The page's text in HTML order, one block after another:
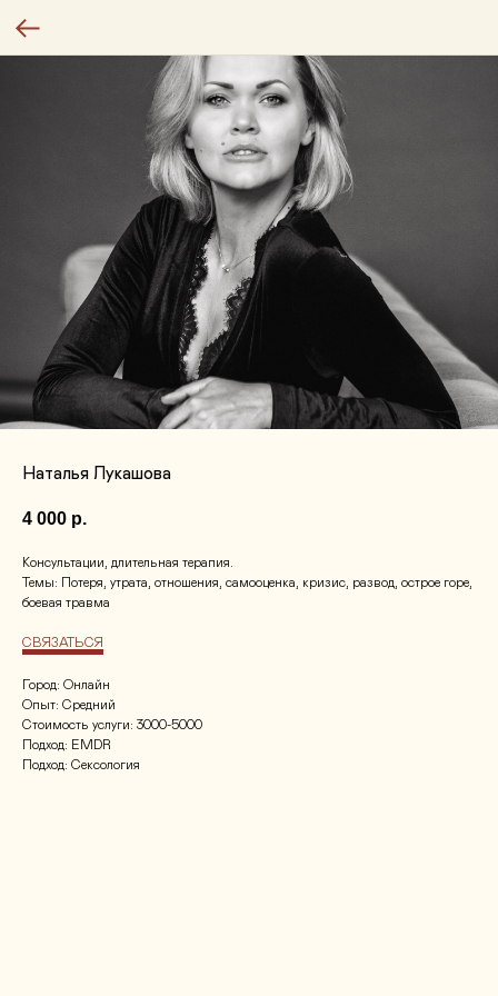
Наталья Лукашова
4 000 р.
Консультации, длительная терапия.
Темы: Потеря, утрата, отношения, самооценка, кризис, развод, острое горе,
боевая травма
СВЯЗАТЬСЯ
Город: Онлайн
Опыт: Средний
Стоимость услуги: 3000-5000
Подход: EMDR
Подход: Сексология